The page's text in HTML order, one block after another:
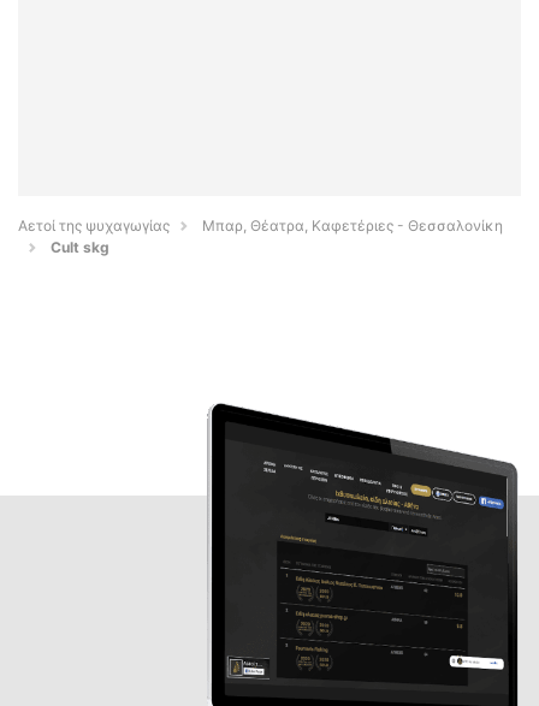
Αετοί της ψυχαγωγίας
Μπαρ, Θέατρα, Καφετέριες - Θεσσαλονίκη
Cult skg